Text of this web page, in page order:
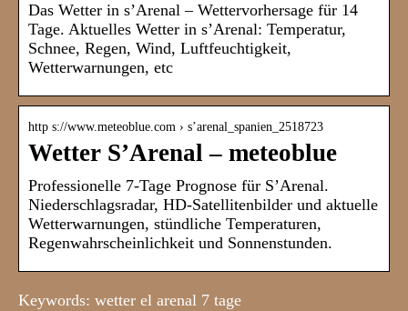
Das Wetter in s’Arenal – Wettervorhersage für 14
Tage. Aktuelles Wetter in s’Arenal: Temperatur,
Schnee, Regen, Wind, Luftfeuchtigkeit,
Wetterwarnungen, etc
http s://www.meteoblue.com › s’arenal_spanien_2518723
Wetter S’Arenal – meteoblue
Professionelle 7-Tage Prognose für S’Arenal.
Niederschlagsradar, HD-Satellitenbilder und aktuelle
Wetterwarnungen, stündliche Temperaturen,
Regenwahrscheinlichkeit und Sonnenstunden.
Keywords: wetter el arenal 7 tage